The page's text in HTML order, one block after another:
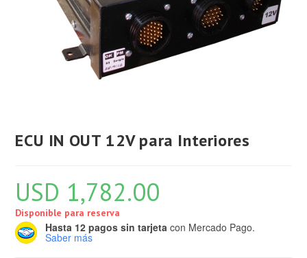
ECU IN OUT 12V para Interiores
USD 1,782.00
Disponible para reserva
Hasta 12 pagos sin tarjeta con Mercado Pago.
Saber más